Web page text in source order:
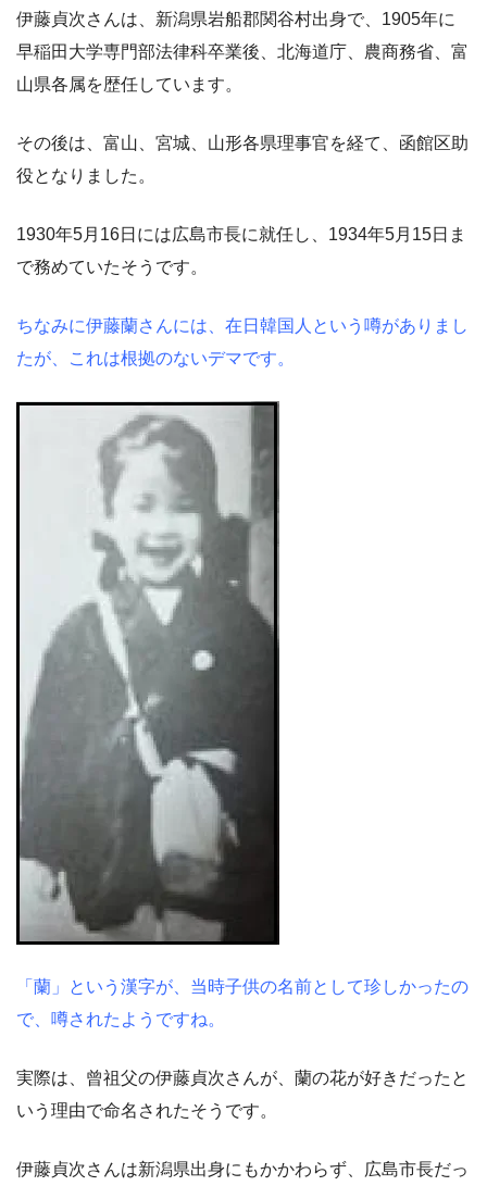
伊藤貞次さんは、新潟県岩船郡関谷村出身で、1905年に
早稲田大学専門部法律科卒業後、北海道庁、農商務省、富
山県各属を歴任しています。
その後は、富山、宮城、山形各県理事官を経て、函館区助
役となりました。
1930年5月16日には広島市長に就任し、1934年5月15日ま
で務めていたそうです。
ちなみに伊藤蘭さんには、在日韓国人という噂がありまし
たが、これは根拠のないデマです。
「蘭」という漢字が、当時子供の名前として珍しかったの
で、噂されたようですね。
実際は、曾祖父の伊藤貞次さんが、蘭の花が好きだったと
いう理由で命名されたそうです。
伊藤貞次さんは新潟県出身にもかかわらず、広島市長だっ